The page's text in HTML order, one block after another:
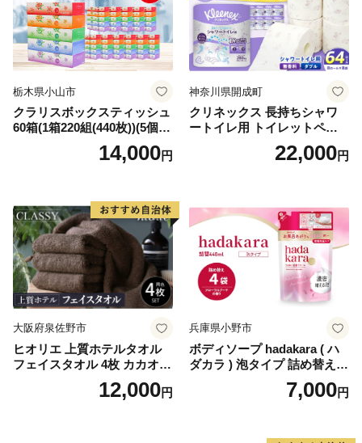
栃木県小山市
クラリスボックスティッシュ
60箱(1箱220組(440枚))(5個入
り×12セット)【1256759】
14,000円
神奈川県開成町
クリネックス 長持ちシャワ
ートイレ用 トイレットペー
パー（ダブル）64ロール(8ロ
ール×8パック) 開成町 トイレ
蓄 防災 エコ 消耗品 生活雑貨
生活用品 無香料 トイレット
ペーパー ダブル といれっと
ぺーぱー トイレ クレシア ト
イレットペーパー [BDBH002
-1]
22,000円
大阪府泉佐野市
ヒオリエ 上質ホテルタオル
フェイスタオル 4枚 カカオ
【タオル 泉州タオル 吸水 普
段使い 無地 シンプル 日用品
12,000円
兵庫県小野市
ボディソープ hadakara ( ハ
ダカラ ) 泡タイプ 詰め替え 4
40ml×4袋 ボディーソープ 泡
ボディソープ 泡 日用品 消耗
7,000円